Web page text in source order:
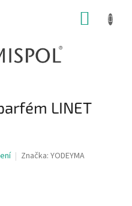
LINET
Značka: YODEYMA